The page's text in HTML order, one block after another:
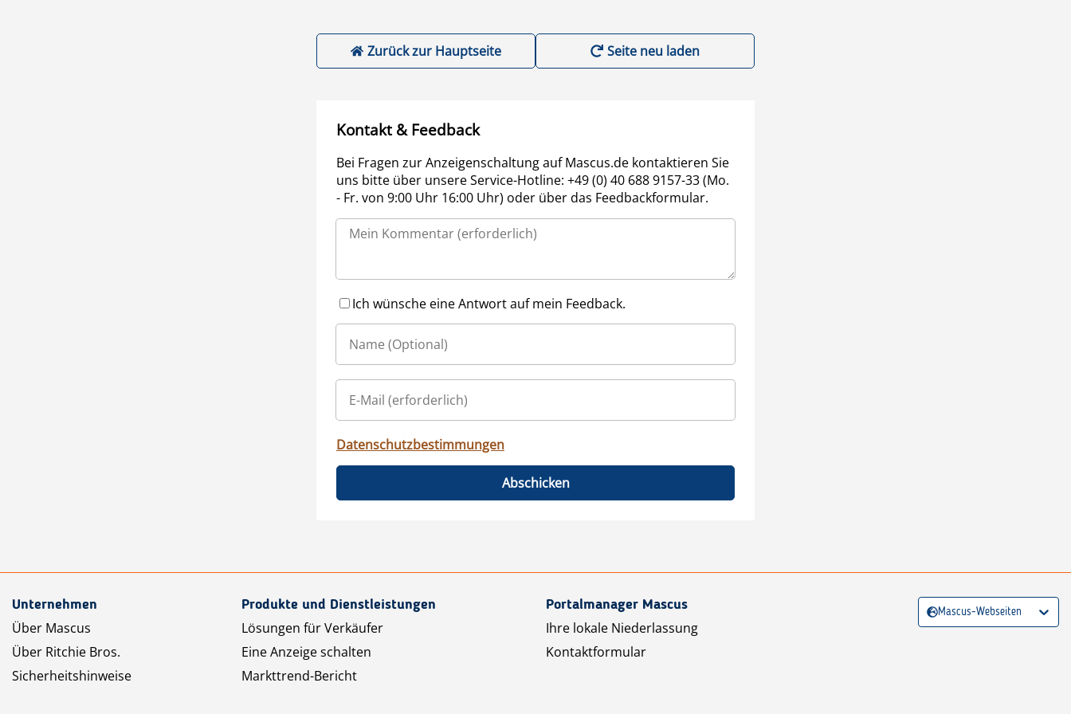
Zurück zur Hauptseite Seite neu laden
Kontakt & Feedback
Bei Fragen zur Anzeigenschaltung auf Mascus.de kontaktieren Sie
uns bitte über unsere Service-Hotline: +49 (0) 40 688 9157-33 (Mo.
- Fr. von 9:00 Uhr 16:00 Uhr) oder über das Feedbackformular.
Ich wünsche eine Antwort auf mein Feedback.
Datenschutzbestimmungen
Abschicken
Unternehmen
Über Mascus
Über Ritchie Bros.
Sicherheitshinweise
Produkte und Dienstleistungen
Lösungen für Verkäufer
Eine Anzeige schalten
Markttrend-Bericht
Portalmanager Mascus
Ihre lokale Niederlassung
Kontaktformular
Mascus-Webseiten